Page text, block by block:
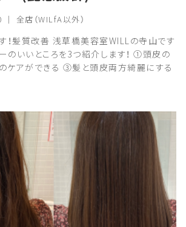
全店（WILfA以外）
！髪質改善 浅草橋美容室WILLの寺山です
のいいところを3つ紹介します！ ①頭皮の
ケアができる ③髪と頭皮両方綺麗にする